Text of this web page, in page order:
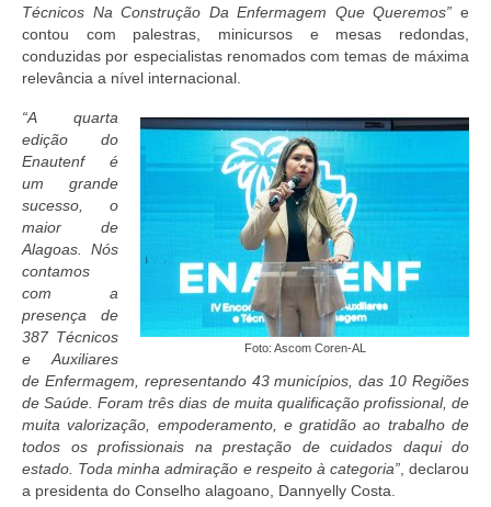
Agenda do presidente
Editais e licitação
Eleições
Fiscalização
Responsabilidade Técnica
Legislações
Decisões
Portarias
Resoluções
Desagravo Público
Processos Éticos
Técnicos Na Construção Da Enfermagem Que Queremos” e
contou com palestras, minicursos e mesas redondas,
conduzidas por especialistas renomados com temas de máxima
relevância a nível internacional.
Foto: Ascom Coren-AL
“A quarta
edição do
Enautenf é
um grande
sucesso, o
maior de
Alagoas. Nós
contamos
com a
presença de
387 Técnicos
e Auxiliares
de Enfermagem, representando 43 municípios, das 10 Regiões
de Saúde. Foram três dias de muita qualificação profissional, de
muita valorização, empoderamento, e gratidão ao trabalho de
todos os profissionais na prestação de cuidados daqui do
estado. Toda minha admiração e respeito à categoria”, declarou
a presidenta do Conselho alagoano, Dannyelly Costa.